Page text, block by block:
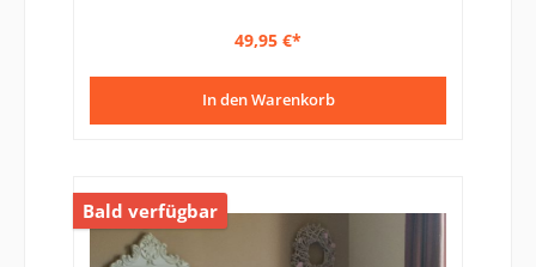
49,95 €*
In den Warenkorb
Bald verfügbar